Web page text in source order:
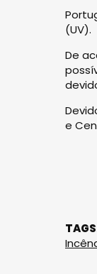
(UV).
De
e